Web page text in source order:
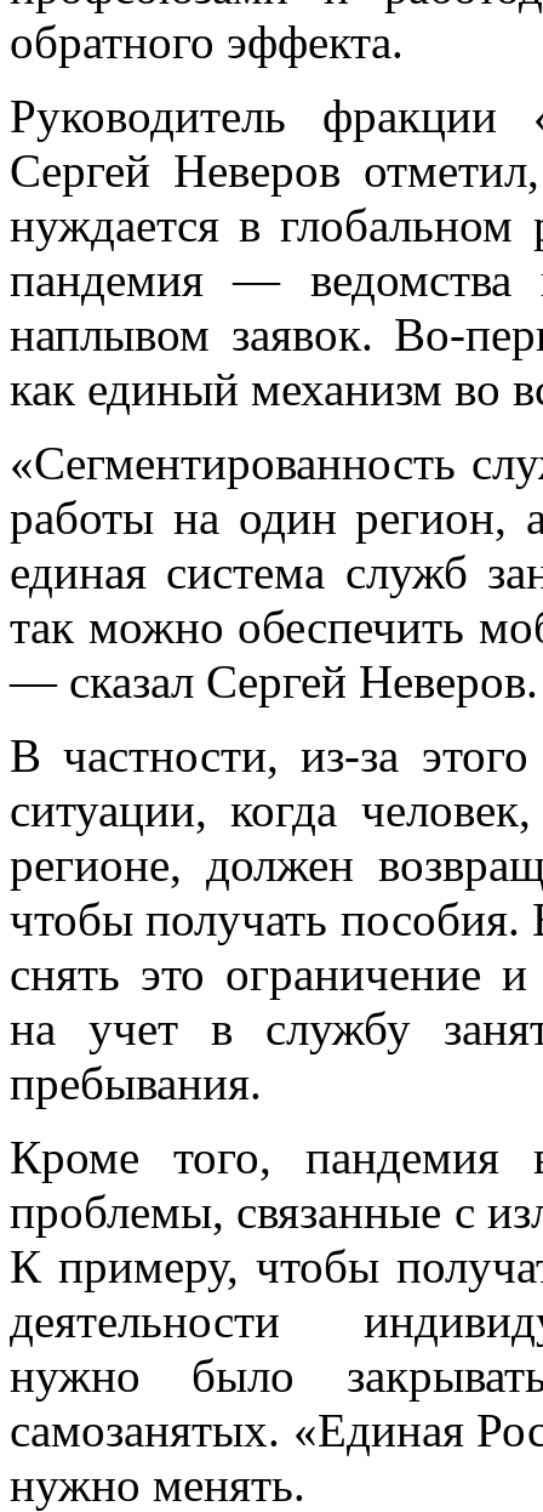
обратного эффекта.
Руководитель
Сергей Неверов
нуждается в глобальном
пандемия — ведомства
наплывом заявок. Во-
как единый механизм во
«Сегментированность
работы на один регион,
единая система служб
так можно обеспечить
— сказал Сергей Неверов.
В частности, из-за
ситуации, когда
регионе, должен
чтобы получать
снять это ограничение
на учет в службу
пребывания.
Кроме того, пандемия
проблемы, связанные с
К примеру, чтобы
деятельности
нужно было
самозанятых. «Единая
нужно менять.